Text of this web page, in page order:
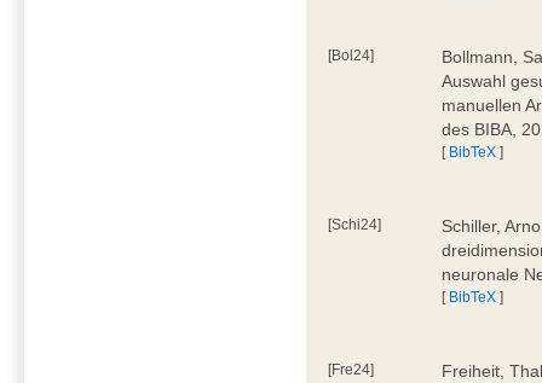
[Bol24]
Bollmann,
Auswahl
manuellen
des BIBA,
[ BibTeX ]
[Schi24]
Schiller,
neuronale
[ BibTeX ]
[Fre24]
Freiheit,